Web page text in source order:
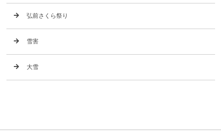
弘前さくら祭り
雪害
大雪